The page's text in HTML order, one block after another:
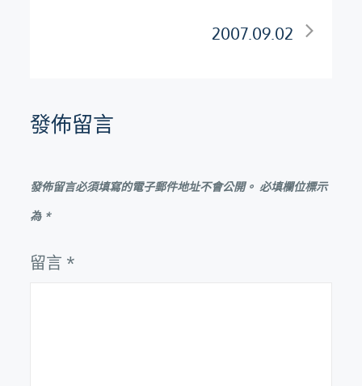
覽
2007.09.02
發佈留言
發佈留言必須填寫的電子郵件地址不會公開。 必填欄位標示
為 *
留言 *